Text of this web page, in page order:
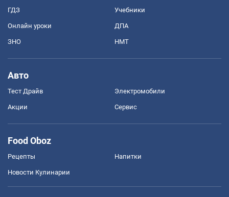
ГДЗ Учебники
Онлайн уроки ДПА
ЗНО НМТ
Авто
Тест Драйв Электромобили
Акции Сервис
Food Oboz
Рецепты Напитки
Новости Кулинарии